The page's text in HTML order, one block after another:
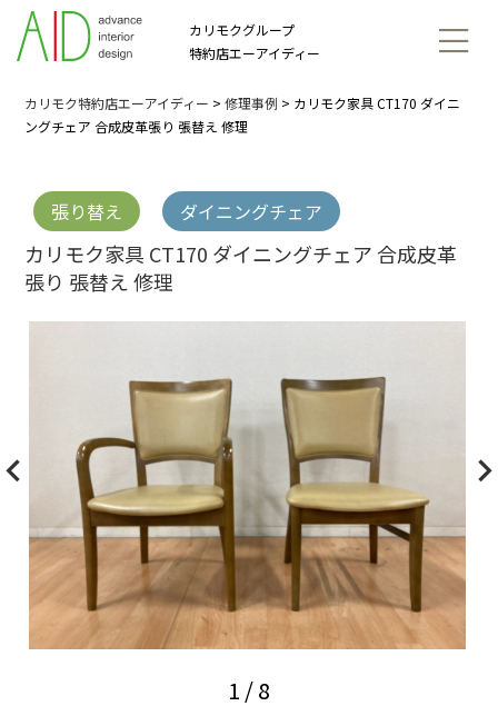
カリモクグループ
特約店エーアイディー
カリモク特約店エーアイディー >修理事例 > カリモク家具 CT170 ダイニ
ングチェア 合成皮革張り 張替え 修理
張り替え ダイニングチェア
カリモク家具 CT170 ダイニングチェア 合成皮革
張り 張替え 修理
1 / 8